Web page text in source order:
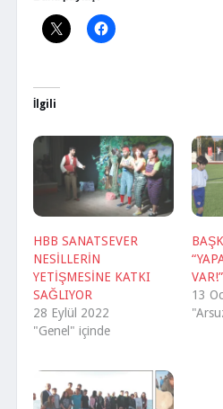
İlgili
HBB SANATSEVER
NESİLLERİN
YETİŞMESİNE KATKI
SAĞLIYOR
28 Eylül 2022
"Genel" içinde
VAR!”
13